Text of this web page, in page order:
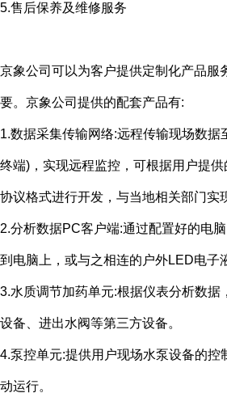
5.售后保养及维修服务
京象公司可以为客户提供定制化产品服
要。京象公司提供的配套产品有:
1.数据采集传输网络:远程传输现场数据
终端) ，实现远程监控，可根据用户提
协议格式进行开发，与当地相关部门实
2.分析数据PC客户端:通过配置好的电
到电脑上，或与之相连的户外LED电子
3.水质调节加药单元:根据仪表分析数据
设备、进出水阀等第三方设备。
4.泵控单元:提供用户现场水泵设备的控
动运行。